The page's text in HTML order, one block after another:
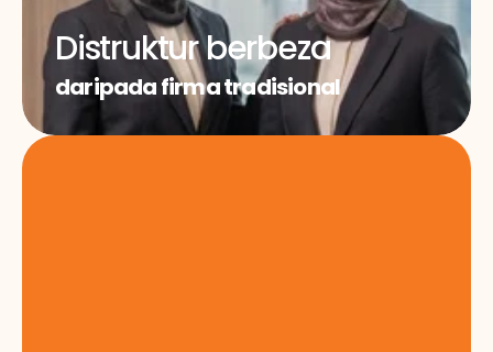
Distruktur berbeza
daripada firma tradisional